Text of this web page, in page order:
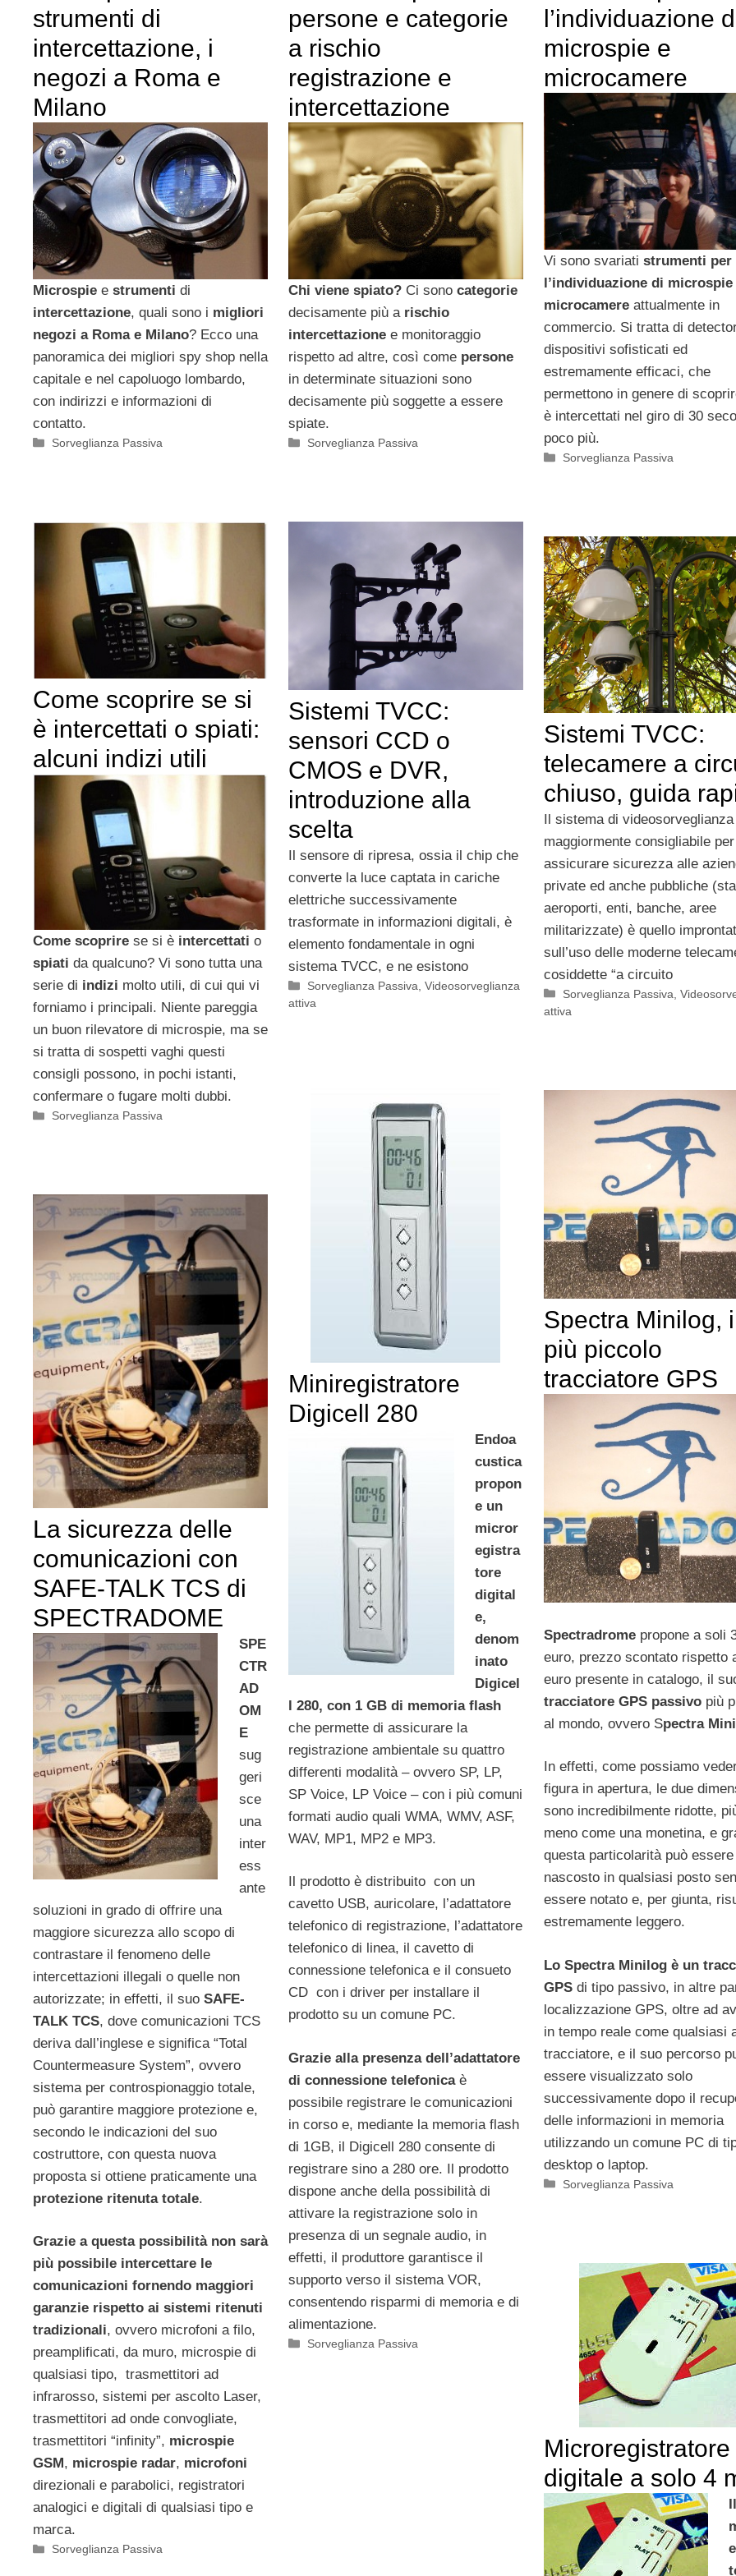
strumenti di
intercettazione, i
negozi a Roma e
Milano
Microspie e strumenti di
intercettazione, quali sono i migliori
negozi a Roma e Milano? Ecco una
panoramica dei migliori spy shop nella
capitale e nel capoluogo lombardo,
con indirizzi e informazioni di
contatto.
Categorie
Sorveglianza Passiva
persone e categorie
a rischio
registrazione e
intercettazione
Chi viene spiato?Ci sono categorie
decisamente più a rischio
intercettazionee monitoraggio
rispetto ad altre, così come persone
in determinate situazioni sono
decisamente più soggette a essere
spiate.
Categorie
Sorveglianza Passiva
l’individuazione
microspie e
microcamere
Vi sono svariati strumenti per
l’individuazione di microspie
microcamereattualmente in
commercio. Si tratta di
dispositivi sofisticati ed
estremamente efficaci, che
permettono in genere di
è intercettati nel giro di 30
poco più.
Categorie
Sorveglianza Passiva
Come scoprire se si
è intercettati o spiati:
alcuni indizi utili
Come scoprire se si è intercettati o
spiati da qualcuno? Vi sono tutta una
serie di indizi molto utili, di cui qui vi
forniamo i principali. Niente pareggia
un buon rilevatore di microspie, ma se
si tratta di sospetti vaghi questi
consigli possono, in pochi istanti,
confermare o fugare molti dubbi.
Categorie
Sorveglianza Passiva
Sistemi TVCC:
sensori CCD o
CMOS e DVR,
introduzione alla
scelta
Il sensore di ripresa, ossia il chip che
converte la luce captata in cariche
elettriche successivamente
trasformate in informazioni digitali, è
elemento fondamentale in ogni
sistema TVCC, e ne esistono
Categorie
Sorveglianza Passiva ,Videosorveglianza
attiva
Sistemi TVCC:
telecamere a
chiuso, guida
Il sistema di videosorveglianza
maggiormente consigliabile per
assicurare sicurezza alle
private ed anche pubbliche
aeroporti, enti, banche, aree
militarizzate) è quello
sull’uso delle moderne
cosiddette “a circuito
Categorie
Sorveglianza Passiva ,
attiva
Miniregistratore
Digicell 280
Endoa
custica
propon
e un
micror
egistra
tore
digital
e,
denom
inato
Digicel
l 280, con 1 GB di memoria flash
che permette di assicurare la
registrazione ambientale su quattro
differenti modalità – ovvero SP, LP,
SP Voice, LP Voice – con i più comuni
formati audio quali WMA, WMV, ASF,
WAV, MP1, MP2 e MP3.
Il prodotto è distribuito con un
cavetto USB, auricolare, l’adattatore
telefonico di registrazione, l’adattatore
telefonico di linea, il cavetto di
connessione telefonica e il consueto
CD con i driver per installare il
prodotto su un comune PC.
Grazie alla presenza dell’adattatore
di connessione telefonica è
possibile registrare le comunicazioni
in corso e, mediante la memoria flash
di 1GB, il Digicell 280 consente di
registrare sino a 280 ore. Il prodotto
dispone anche della possibilità di
attivare la registrazione solo in
presenza di un segnale audio, in
effetti, il produttore garantisce il
supporto verso il sistema VOR,
consentendo risparmi di memoria e di
alimentazione.
Categorie
Sorveglianza Passiva
Spectra Minilog,
più piccolo
tracciatore GPS
Spectradrome propone a soli
euro, prezzo scontato rispetto
euro presente in catalogo, il
tracciatore GPS passivopiù
al mondo, ovvero Spectra
In effetti, come possiamo
figura in apertura, le due
sono incredibilmente ridotte,
meno come una monetina, e
questa particolarità può essere
nascosto in qualsiasi posto
essere notato e, per giunta,
estremamente leggero.
Lo Spectra Minilog è un
GPSdi tipo passivo, in altre
localizzazione GPS, oltre ad
in tempo reale come qualsiasi
tracciatore, e il suo percorso
essere visualizzato solo
successivamente dopo il
delle informazioni in memoria
utilizzando un comune PC di
desktop o laptop.
Categorie
Sorveglianza Passiva
La sicurezza delle
comunicazioni con
SAFE-TALK TCS di
SPECTRADOME
SPE
CTR
AD
OM
E
sug
geri
sce
una
inter
ess
ante
soluzioni in grado di offrire una
maggiore sicurezza allo scopo di
contrastare il fenomeno delle
intercettazioni illegali o quelle non
autorizzate; in effetti, il suo SAFE-
TALK TCS, dove comunicazioni TCS
deriva dall’inglese e significa “Total
Countermeasure System”, ovvero
sistema per controspionaggio totale,
può garantire maggiore protezione e,
secondo le indicazioni del suo
costruttore, con questa nuova
proposta si ottiene praticamente una
protezione ritenuta totale.
Grazie a questa possibilità non sarà
più possibile intercettare le
comunicazioni fornendo maggiori
garanzie rispetto ai sistemi ritenuti
tradizionali, ovvero microfoni a filo,
preamplificati, da muro, microspie di
qualsiasi tipo, trasmettitori ad
infrarosso, sistemi per ascolto Laser,
trasmettitori ad onde convogliate,
trasmettitori “infinity”, microspie
GSM , microspie radar, microfoni
direzionali e parabolici, registratori
analogici e digitali di qualsiasi tipo e
marca.
Categorie
Sorveglianza Passiva
Microregistratore
digitale a solo 4